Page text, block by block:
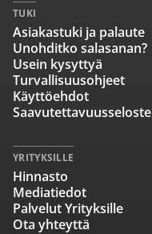
TUKI
Asiakastuki ja palaute
Unohditko salasanan?
Usein kysyttyä
Turvallisuusohjeet
Käyttöehdot
Saavutettavuusseloste
YRITYKSILLE
Hinnasto
Mediatiedot
Palvelut Yrityksille
Ota yhteyttä